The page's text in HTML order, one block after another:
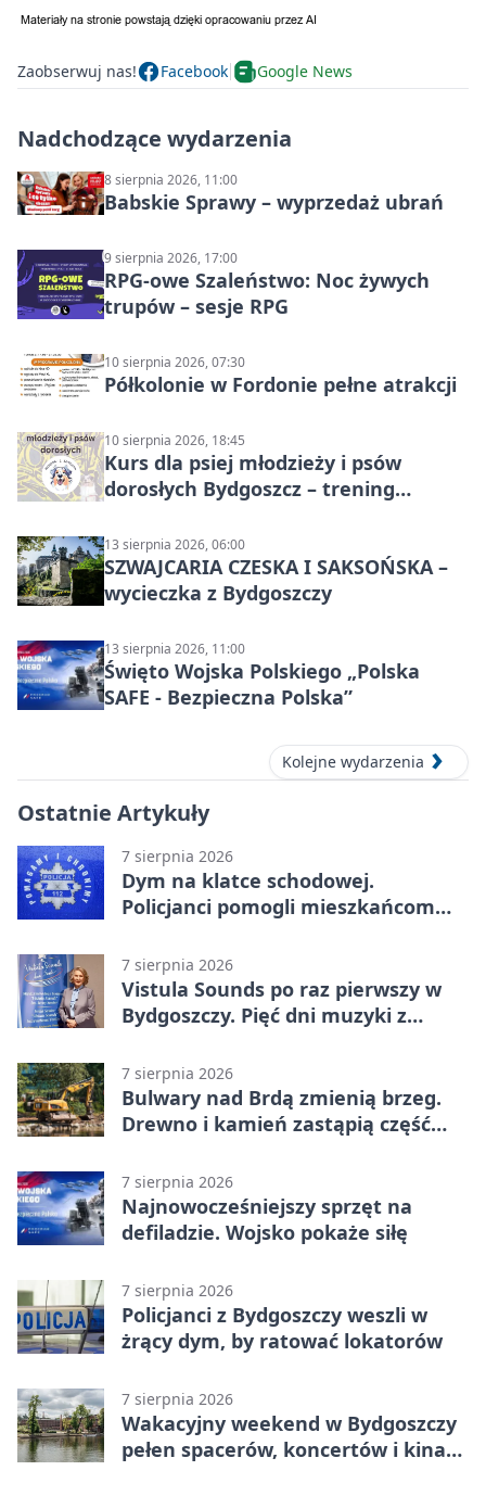
Zaobserwuj nas! Facebook Google News
Nadchodzące wydarzenia
8 sierpnia 2026, 11:00
Babskie Sprawy – wyprzedaż ubrań
9 sierpnia 2026, 17:00
RPG-owe Szaleństwo: Noc żywych
trupów – sesje RPG
10 sierpnia 2026, 07:30
Półkolonie w Fordonie pełne atrakcji
10 sierpnia 2026, 18:45
Kurs dla psiej młodzieży i psów
dorosłych Bydgoszcz – trening
13 sierpnia 2026, 06:00
SZWAJCARIA CZESKA I SAKSOŃSKA –
wycieczka z Bydgoszczy
13 sierpnia 2026, 11:00
Święto Wojska Polskiego „Polska
SAFE - Bezpieczna Polska”
Kolejne wydarzenia
Ostatnie Artykuły
7 sierpnia 2026
Dym na klatce schodowej.
Policjanci pomogli mieszkańcom
7 sierpnia 2026
Vistula Sounds po raz pierwszy w
Bydgoszczy. Pięć dni muzyki z
7 sierpnia 2026
Bulwary nad Brdą zmienią brzeg.
Drewno i kamień zastąpią część
7 sierpnia 2026
Najnowocześniejszy sprzęt na
defiladzie. Wojsko pokaże siłę
7 sierpnia 2026
Policjanci z Bydgoszczy weszli w
żrący dym, by ratować lokatorów
7 sierpnia 2026
Wakacyjny weekend w Bydgoszczy
pełen spacerów, koncertów i kina